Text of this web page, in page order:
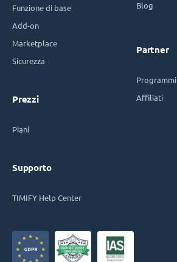
Funzione di base
Add-on
Marketplace
Sicurezza
Prezzi
Piani
Supporto
TIMIFY Help Center
Blog
Partner
Programmi
Affiliati